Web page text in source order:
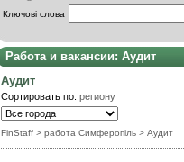
Ключові слова
Работа и вакансии: Аудит
Аудит
Сортировать по: региону
FinStaff > работа Симферопіль > Аудит